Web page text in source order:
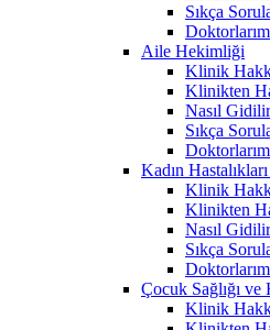
Sıkça
Aile Hekimliği
Klinik
Klinikten
Nasıl
Sıkça
Kadın
Klinik
Klinikten
Nasıl
Sıkça
Çocuk Sağlığı ve
Klinik